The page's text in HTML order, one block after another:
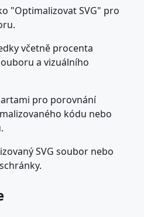
"Optimalizovat SVG" pro
včetně procenta
a vizuálního
pro porovnání
kódu nebo
SVG soubor nebo